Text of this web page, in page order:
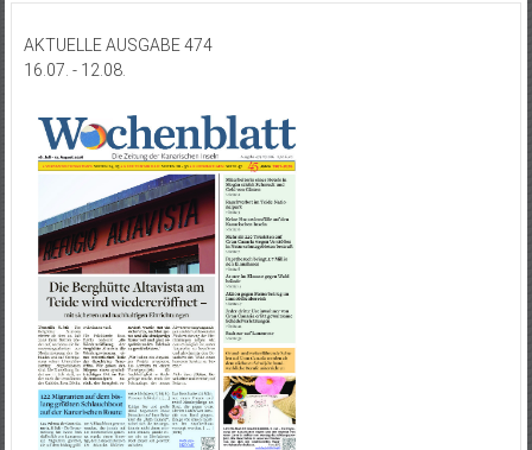
AKTUELLE AUSGABE 474
16.07. - 12.08.